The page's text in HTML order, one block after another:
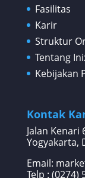
Fasilitas
Karir
Struktur
Tentang
Kebijakan
Kontak
Jalan Kenari
Yogyakarta,
Email:
Telp : (0274)